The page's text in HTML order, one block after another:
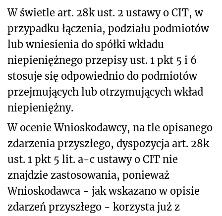
W świetle art. 28k ust. 2 ustawy o CIT, w
przypadku łączenia, podziału podmiotów
lub wniesienia do spółki wkładu
niepieniężnego przepisy ust. 1 pkt 5 i 6
stosuje się odpowiednio do podmiotów
przejmujących lub otrzymujących wkład
niepieniężny.
W ocenie Wnioskodawcy, na tle opisanego
zdarzenia przyszłego, dyspozycja art. 28k
ust. 1 pkt 5 lit. a-c ustawy o CIT nie
znajdzie zastosowania, ponieważ
Wnioskodawca - jak wskazano w opisie
zdarzeń przyszłego - korzysta już z